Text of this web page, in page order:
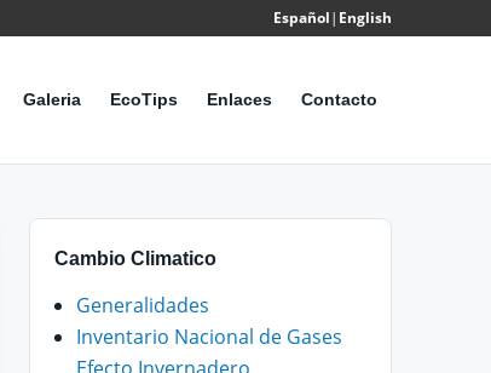
Español| English
Galeria EcoTips Enlaces Contacto
Cambio Climatico
Generalidades
Inventario Nacional de Gases